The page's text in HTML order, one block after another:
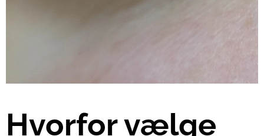
Hvorfor vælge